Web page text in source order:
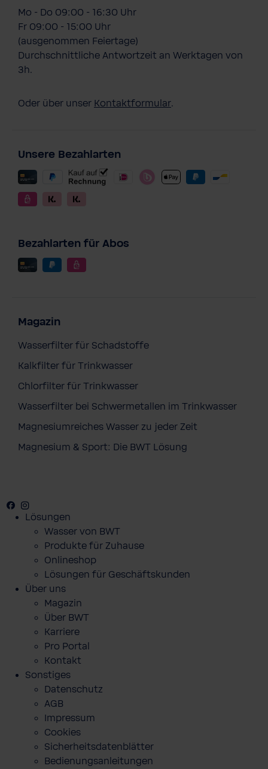
Mo - Do 09:00 - 16:30 Uhr
Fr 09:00 - 15:00 Uhr
(ausgenommen Feiertage)
Durchschnittliche Antwortzeit an Werktagen von
3h.
Oder über unser Kontaktformular.
Unsere Bezahlarten
Bezahlarten für Abos
Magazin
Wasserfilter für Schadstoffe
Kalkfilter für Trinkwasser
Chlorfilter für Trinkwasser
Wasserfilter bei Schwermetallen im Trinkwasser
Magnesiumreiches Wasser zu jeder Zeit
Magnesium & Sport: Die BWT Lösung
Facebook
Youtube
Lösungen
Wasser von BWT
Produkte für Zuhause
Onlineshop
Lösungen für Geschäftskunden
Über uns
Magazin
Über BWT
Karriere
Pro Portal
Kontakt
Sonstiges
Datenschutz
AGB
Impressum
Cookies
Sicherheitsdatenblätter
Bedienungsanleitungen